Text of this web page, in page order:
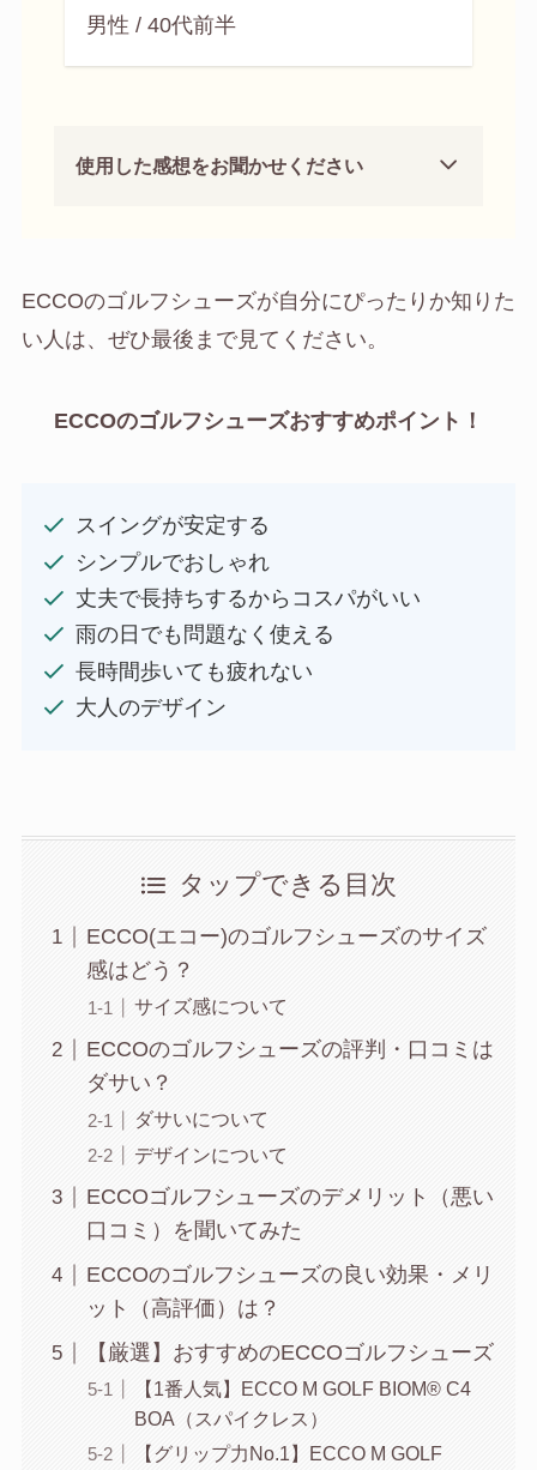
男性 / 40代前半
使用した感想をお聞かせください
ECCOのゴルフシューズが自分にぴったりか知りた
い人は、ぜひ最後まで見てください。
ECCOのゴルフシューズおすすめポイント！
スイングが安定する
シンプルでおしゃれ
丈夫で長持ちするからコスパがいい
雨の日でも問題なく使える
長時間歩いても疲れない
大人のデザイン
タップできる目次
ECCO(エコー)のゴルフシューズのサイズ
感はどう？
サイズ感について
ECCOのゴルフシューズの評判・口コミは
ダサい？
ダサいについて
デザインについて
ECCOゴルフシューズのデメリット（悪い
口コミ）を聞いてみた
ECCOのゴルフシューズの良い効果・メリ
ット（高評価）は？
【厳選】おすすめのECCOゴルフシューズ
【1番人気】ECCO M GOLF BIOM® C4
BOA（スパイクレス）
【グリップ力No.1】ECCO M GOLF